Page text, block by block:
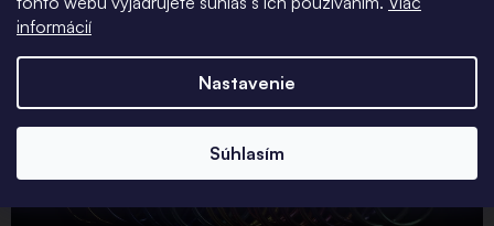
informácií
Nastavenie
Súhlasím
kvalitu- na šperk není
nanášena žádná vrstva jiného